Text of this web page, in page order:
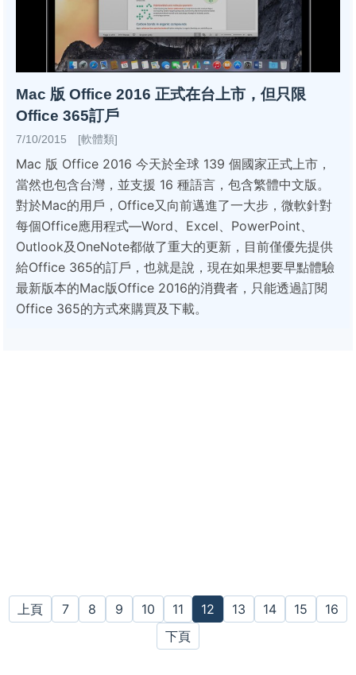
Mac 版 Office 2016 正式在台上市，但只限
Office 365訂戶
7/10/2015 [軟體類]
Mac 版 Office 2016 今天於全球 139 個國家正式上市，
當然也包含台灣，並支援 16 種語言，包含繁體中文版。
對於Mac的用戶，Office又向前邁進了一大步，微軟針對
每個Office應用程式—Word、Excel、PowerPoint、
Outlook及OneNote都做了重大的更新，目前僅優先提供
給Office 365的訂戶，也就是說，現在如果想要早點體驗
最新版本的Mac版Office 2016的消費者，只能透過訂閱
Office 365的方式來購買及下載。
上頁 7 8 9 10 11 12 13 14 15
16
下頁